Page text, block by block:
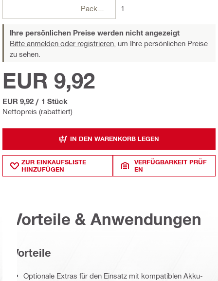
Packungen 1
Ihre persönlichen Preise werden nicht angezeigt
Bitte anmelden oder registrieren, um Ihre persönlichen Preise
zu sehen.
Nettopreis (rabattiert)
EUR 9,92
EUR 9,92 / 1 Stück
IN DEN WARENKORB LEGEN
ZUR EINKAUFSLISTE
HINZUFÜGEN
VERFÜGBARKEIT PRÜF
EN
Vorteile & Anwendungen
Vorteile
Optionale Extras für den Einsatz mit kompatiblen Akku-